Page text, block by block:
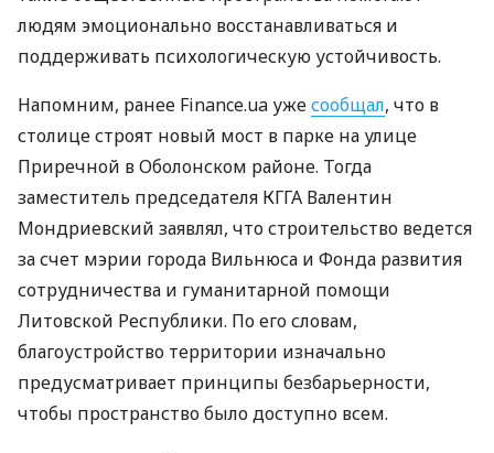
людям эмоционально восстанавливаться и
поддерживать психологическую устойчивость.
Напомним, ранее Finance.ua ужесообщал, что в
столице строят новый мост в парке на улице
Приречной в Оболонском районе. Тогда
заместитель председателя КГГА Валентин
Мондриевский заявлял, что строительство ведется
за счет мэрии города Вильнюса и Фонда развития
сотрудничества и гуманитарной помощи
Литовской Республики. По его словам,
благоустройство территории изначально
предусматривает принципы безбарьерности,
чтобы пространство было доступно всем.